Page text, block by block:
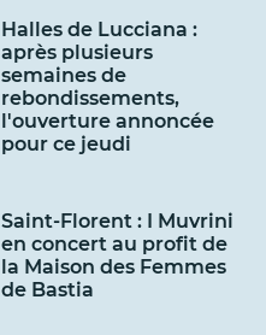
Halles de Lucciana :
après plusieurs
semaines de
rebondissements,
l'ouverture annoncée
pour ce jeudi
Saint-Florent : I Muvrini
en concert au profit de
la Maison des Femmes
de Bastia